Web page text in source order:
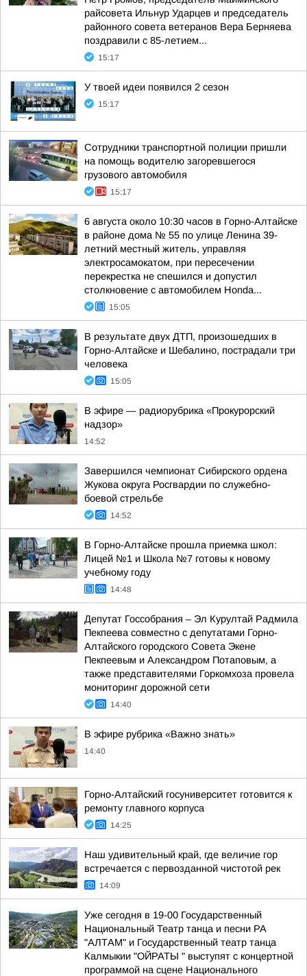
райсовета Ильнур Ударцев и председатель
районного совета ветеранов Вера Берняева
поздравили с 85-летием...
15:17
У твоей идеи появился 2 сезон
15:17
Сотрудники транспортной полиции пришли
на помощь водителю загоревшегося
грузового автомобиля
15:17
6 августа около 10:30 часов в Горно-Алтайске
в районе дома № 55 по улице Ленина 39-
летний местный житель, управляя
электросамокатом, при пересечении
перекрестка не спешился и допустил
столкновение с автомобилем Honda...
15:05
В результате двух ДТП, произошедших в
Горно-Алтайске и Шебалино, пострадали три
человека
15:05
В эфире — радиорубрика «Прокурорский
надзор»
14:52
Завершился чемпионат Сибирского ордена
Жукова округа Росгвардии по служебно-
боевой стрельбе
14:52
В Горно-Алтайске прошла приемка школ:
Лицей №1 и Школа №7 готовы к новому
учебному году
14:48
Депутат Госсобрания – Эл Курултай Радмила
Пекпеева совместно с депутатами Горно-
Алтайского городского Совета Экене
Пекпеевым и Александром Потаповым, а
также представителями Горкомхоза провела
мониторинг дорожной сети
14:40
В эфире рубрика «Важно знать»
14:40
Горно-Алтайский госуниверситет готовится к
ремонту главного корпуса
14:25
Наш удивительный край, где величие гор
встречается с первозданной чистотой рек
14:09
Уже сегодня в 19-00 Государственный
Национальный Театр танца и песни РА
"АЛТАМ" и Государственный театр танца
Калмыкии "ОЙРАТЫ " выступят с концертной
программой на сцене Национального